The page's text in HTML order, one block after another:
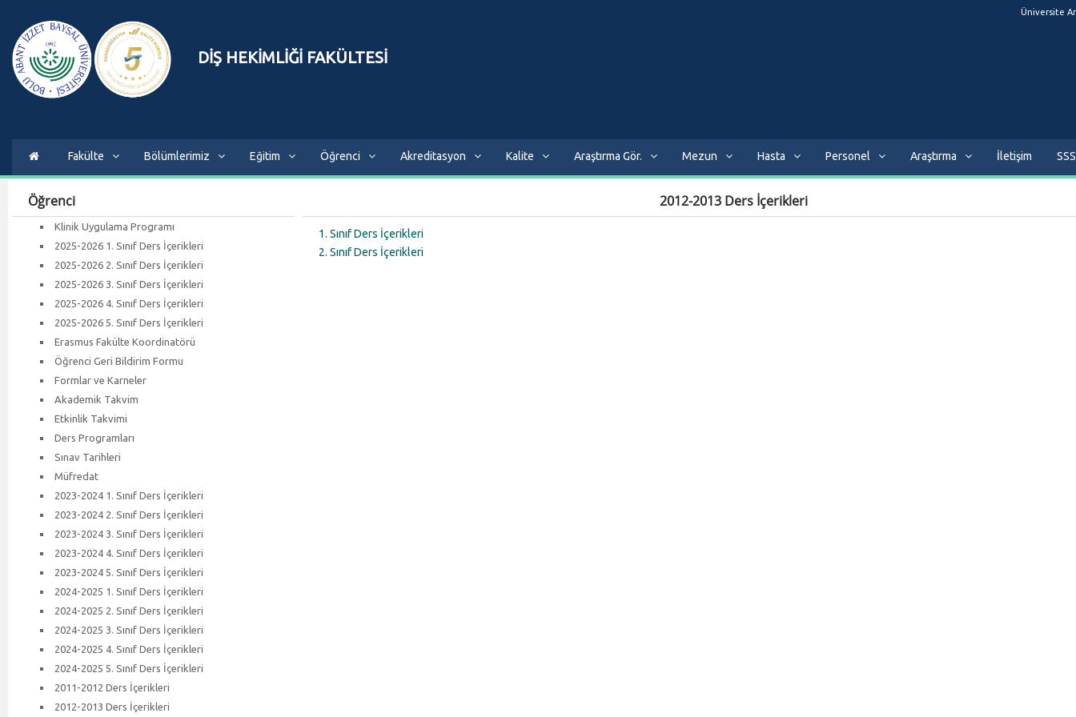
DİŞ HEKİMLİĞİ FAKÜLTESİ
Üniversite
Fakülte Bölümlerimiz Eğitim Öğrenci Akreditasyon Kalite Araştırma Gör. Mezun Hasta Personel Araştırma İletişim SSS
Öğrenci
Klinik Uygulama Programı
2025-2026 1. Sınıf Ders İçerikleri
2025-2026 2. Sınıf Ders İçerikleri
2025-2026 3. Sınıf Ders İçerikleri
2025-2026 4. Sınıf Ders İçerikleri
2025-2026 5. Sınıf Ders İçerikleri
Erasmus Fakülte Koordinatörü
Öğrenci Geri Bildirim Formu
Formlar ve Karneler
Akademik Takvim
Etkinlik Takvimi
Ders Programları
Sınav Tarihleri
Müfredat
2023-2024 1. Sınıf Ders İçerikleri
2023-2024 2. Sınıf Ders İçerikleri
2023-2024 3. Sınıf Ders İçerikleri
2023-2024 4. Sınıf Ders İçerikleri
2023-2024 5. Sınıf Ders İçerikleri
2024-2025 1. Sınıf Ders İçerikleri
2024-2025 2. Sınıf Ders İçerikleri
2024-2025 3. Sınıf Ders İçerikleri
2024-2025 4. Sınıf Ders İçerikleri
2024-2025 5. Sınıf Ders İçerikleri
2011-2012 Ders İçerikleri
2012-2013 Ders İçerikleri
2012-2013 Ders İçerikleri
1. Sınıf Ders İçerikleri
2. Sınıf Ders İçerikleri